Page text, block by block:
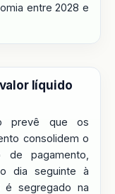
entre 2028 e
líquido
prevê que os
consolidem o
pagamento,
dia seguinte à
é segregado na